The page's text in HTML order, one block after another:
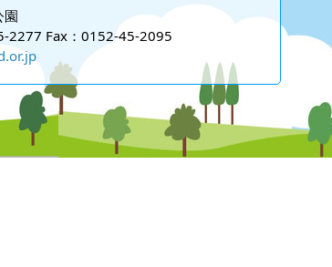
園
2277 Fax：0152-45-2095